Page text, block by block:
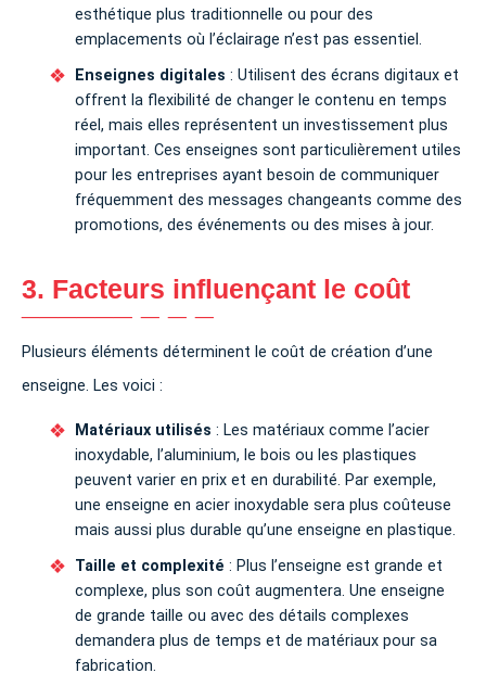
esthétique plus traditionnelle ou pour des
emplacements où l’éclairage n’est pas essentiel.
Enseignes digitales : Utilisent des écrans digitaux et
offrent la flexibilité de changer le contenu en temps
réel, mais elles représentent un investissement plus
important. Ces enseignes sont particulièrement utiles
pour les entreprises ayant besoin de communiquer
fréquemment des messages changeants comme des
promotions, des événements ou des mises à jour.
3. Facteurs influençant le coût
Plusieurs éléments déterminent le coût de création d’une
enseigne. Les voici :
Matériaux utilisés : Les matériaux comme l’acier
inoxydable, l’aluminium, le bois ou les plastiques
peuvent varier en prix et en durabilité. Par exemple,
une enseigne en acier inoxydable sera plus coûteuse
mais aussi plus durable qu’une enseigne en plastique.
Taille et complexité : Plus l’enseigne est grande et
complexe, plus son coût augmentera. Une enseigne
de grande taille ou avec des détails complexes
demandera plus de temps et de matériaux pour sa
fabrication.